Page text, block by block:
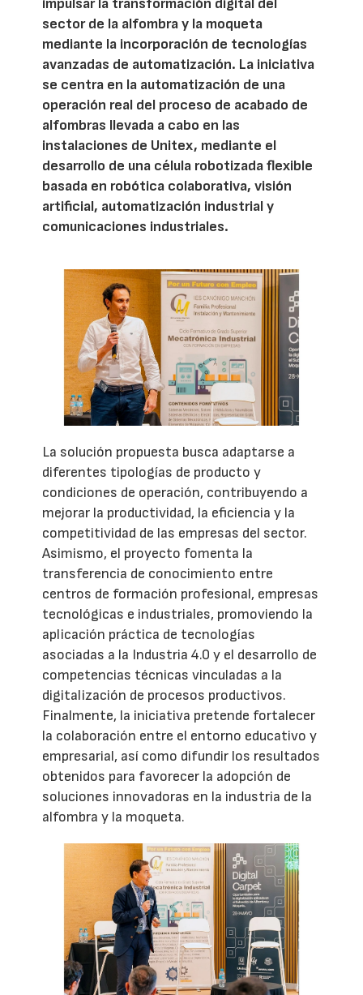
impulsar la transformación digital del
sector de la alfombra y la moqueta
mediante la incorporación de tecnologías
avanzadas de automatización. La iniciativa
se centra en la automatización de una
operación real del proceso de acabado de
alfombras llevada a cabo en las
instalaciones de Unitex, mediante el
desarrollo de una célula robotizada flexible
basada en robótica colaborativa, visión
artificial, automatización industrial y
comunicaciones industriales.
La solución propuesta busca adaptarse a
diferentes tipologías de producto y
condiciones de operación, contribuyendo a
mejorar la productividad, la eficiencia y la
competitividad de las empresas del sector.
Asimismo, el proyecto fomenta la
transferencia de conocimiento entre
centros de formación profesional, empresas
tecnológicas e industriales, promoviendo la
aplicación práctica de tecnologías
asociadas a la Industria 4.0 y el desarrollo de
competencias técnicas vinculadas a la
digitalización de procesos productivos.
Finalmente, la iniciativa pretende fortalecer
la colaboración entre el entorno educativo y
empresarial, así como difundir los resultados
obtenidos para favorecer la adopción de
soluciones innovadoras en la industria de la
alfombra y la moqueta.